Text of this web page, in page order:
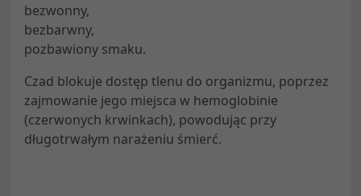
bezwonny,
bezbarwny,
pozbawiony smaku.
Czad blokuje dostęp tlenu do organizmu, poprzez
zajmowanie jego miejsca w hemoglobinie
(czerwonych krwinkach), powodując przy
długotrwałym narażeniu śmierć.